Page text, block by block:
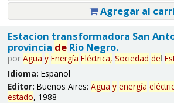
Agregar al
Estacion transformadora San
provincia deRío Negro.
por Agua y Energía Eléctrica, Sociedad del
Idioma: Español
Editor: Buenos Aires: Agua y energía
estado, 1988